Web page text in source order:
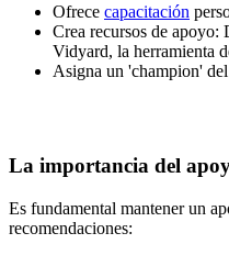
Ofrece capacitación
Crea recursos de apoyo:
Vidyard, la herramienta
Asigna un 'champion'
La importancia del
Es fundamental mantener un
recomendaciones: